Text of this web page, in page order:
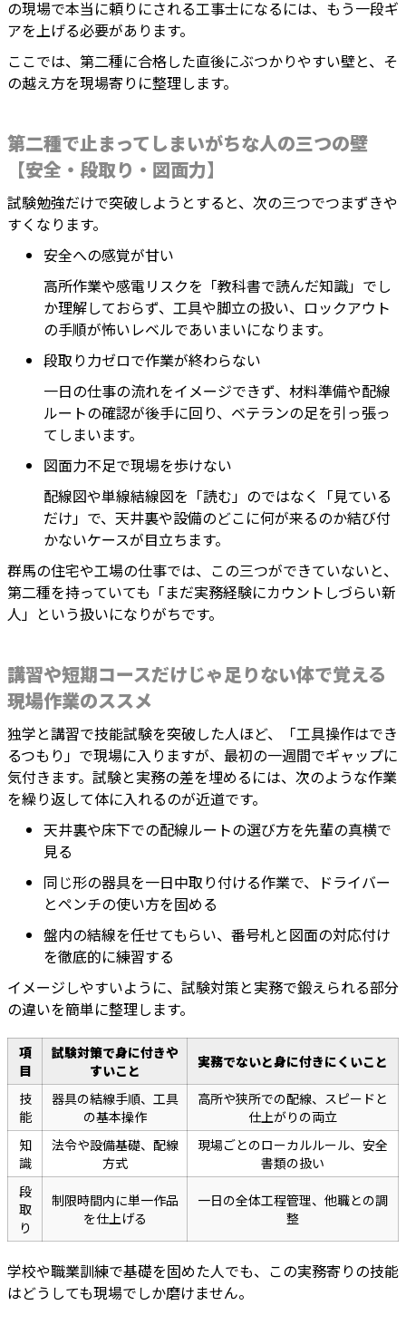
の現場で本当に頼りにされる工事士になるには、もう一段ギ
アを上げる必要があります。
ここでは、第二種に合格した直後にぶつかりやすい壁と、そ
の越え方を現場寄りに整理します。
第二種で止まってしまいがちな人の三つの壁
【安全・段取り・図面力】
試験勉強だけで突破しようとすると、次の三つでつまずきや
すくなります。
安全への感覚が甘い
高所作業や感電リスクを「教科書で読んだ知識」でし
か理解しておらず、工具や脚立の扱い、ロックアウト
の手順が怖いレベルであいまいになります。
段取り力ゼロで作業が終わらない
一日の仕事の流れをイメージできず、材料準備や配線
ルートの確認が後手に回り、ベテランの足を引っ張っ
てしまいます。
図面力不足で現場を歩けない
配線図や単線結線図を「読む」のではなく「見ている
だけ」で、天井裏や設備のどこに何が来るのか結び付
かないケースが目立ちます。
群馬の住宅や工場の仕事では、この三つができていないと、
第二種を持っていても「まだ実務経験にカウントしづらい新
人」という扱いになりがちです。
講習や短期コースだけじゃ足りない体で覚える
現場作業のススメ
独学と講習で技能試験を突破した人ほど、「工具操作はでき
るつもり」で現場に入りますが、最初の一週間でギャップに
気付きます。試験と実務の差を埋めるには、次のような作業
を繰り返して体に入れるのが近道です。
天井裏や床下での配線ルートの選び方を先輩の真横で
見る
同じ形の器具を一日中取り付ける作業で、ドライバー
とペンチの使い方を固める
盤内の結線を任せてもらい、番号札と図面の対応付け
を徹底的に練習する
イメージしやすいように、試験対策と実務で鍛えられる部分
の違いを簡単に整理します。
項
目
試験対策で身に付きや
すいこと
実務でないと身に付きにくいこと
技
能
器具の結線手順、工具
の基本操作
高所や狭所での配線、スピードと
仕上がりの両立
知
識
法令や設備基礎、配線
方式
現場ごとのローカルルール、安全
書類の扱い
段
取
り
制限時間内に単一作品
を仕上げる
一日の全体工程管理、他職との調
整
学校や職業訓練で基礎を固めた人でも、この実務寄りの技能
はどうしても現場でしか磨けません。